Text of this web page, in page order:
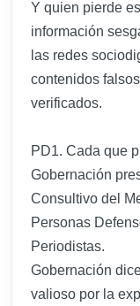
Y quien pierde
información
las redes
contenidos
verificados.
PD1. Cada que
Gobernación
Consultivo del
Personas
Periodistas.
Gobernación
valioso por la